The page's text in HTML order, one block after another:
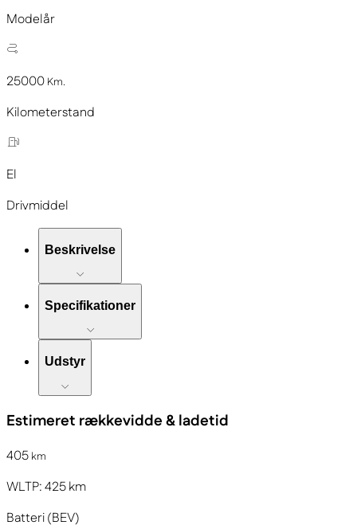
Modelår
25000 Km.
Kilometerstand
El
Drivmiddel
Beskrivelse
Specifikationer
Udstyr
Estimeret rækkevidde & ladetid
405 km
WLTP:425km
Batteri (BEV)